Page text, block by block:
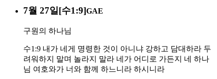
7월 27일[수1:9]GAE
구원의 하나님
수1:9 내가 네게 명령한 것이 아니냐 강하고 담대하라 두
려워하지 말며 놀라지 말라 네가 어디로 가든지 네 하나
님 여호와가 너와 함께 하느니라 하시니라